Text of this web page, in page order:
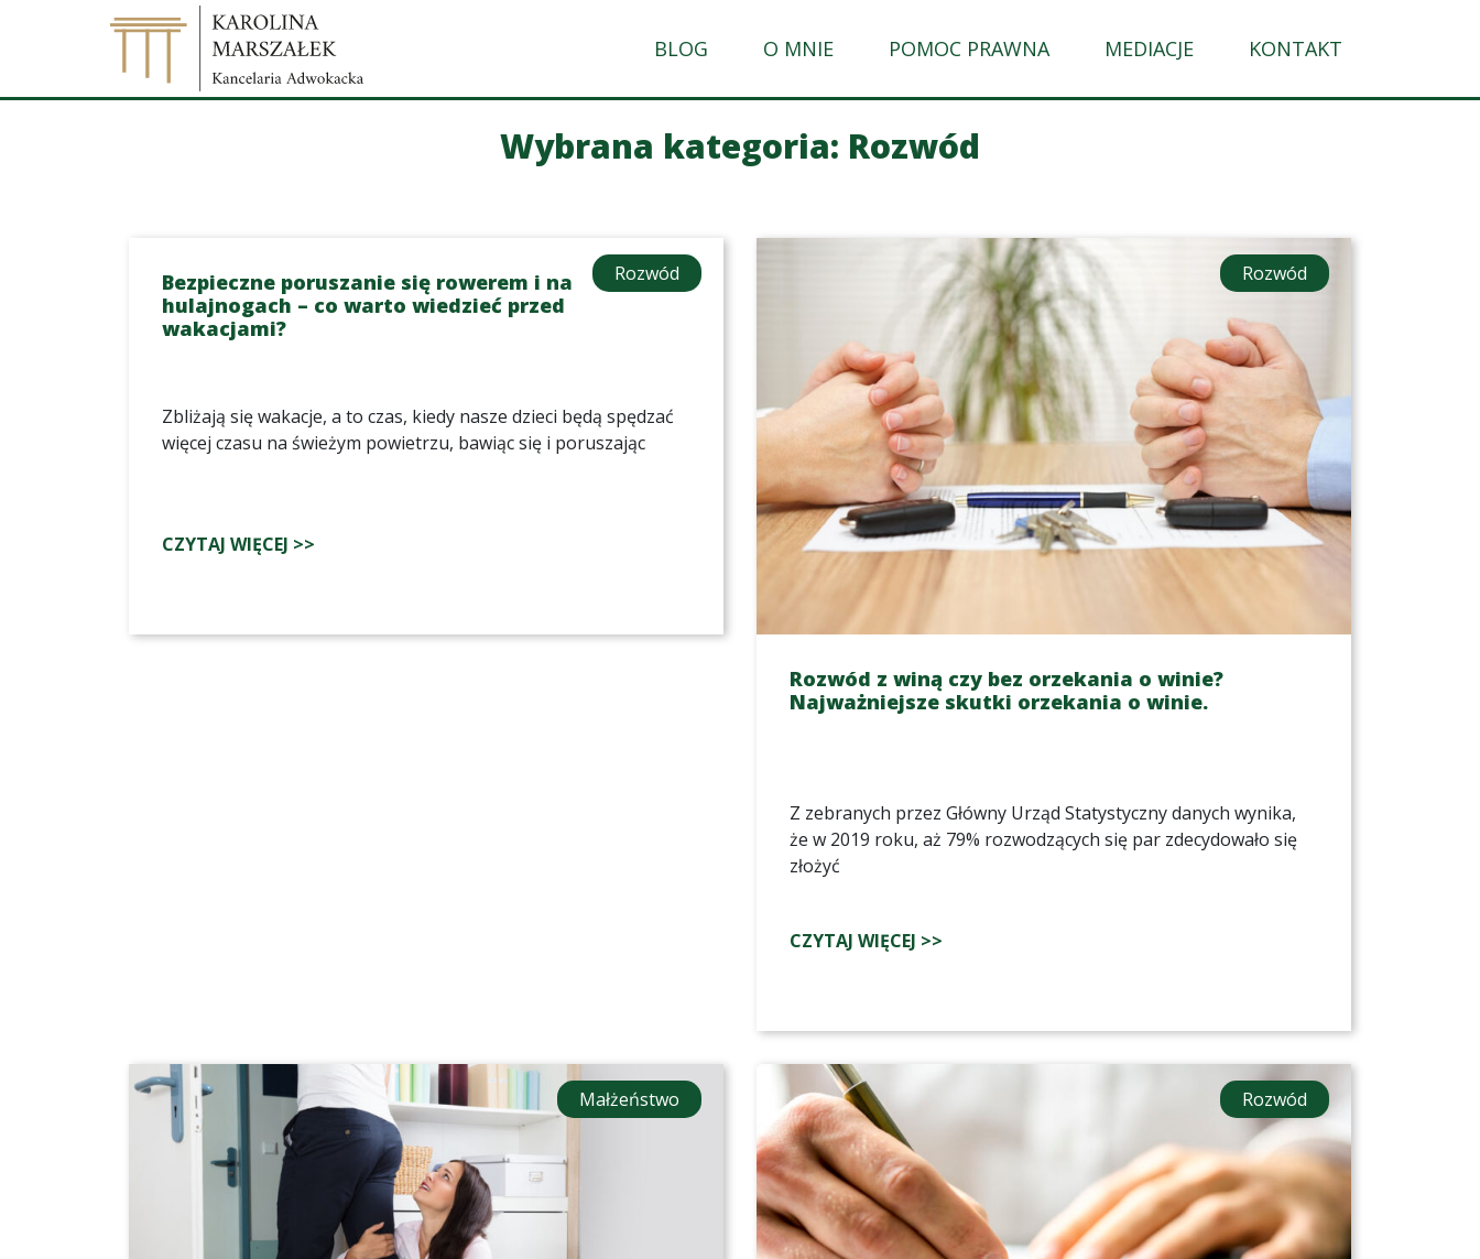
BLOG O MNIE POMOC PRAWNA MEDIACJE KONTAKT
Wybrana kategoria: Rozwód
Rozwód
Bezpieczne poruszanie się rowerem i na
hulajnogach – co warto wiedzieć przed
wakacjami?
Zbliżają się wakacje, a to czas, kiedy nasze dzieci będą spędzać
więcej czasu na świeżym powietrzu, bawiąc się i poruszając
CZYTAJ WIĘCEJ >>
Rozwód
Rozwód z winą czy bez orzekania o winie?
Najważniejsze skutki orzekania o winie.
Z zebranych przez Główny Urząd Statystyczny danych wynika,
że w 2019 roku, aż 79% rozwodzących się par zdecydowało się
złożyć
CZYTAJ WIĘCEJ >>
Małżeństwo Rozwód